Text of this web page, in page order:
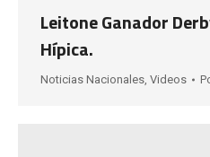
Leitone Ganador
Hípica.
Noticias Nacionales, Videos